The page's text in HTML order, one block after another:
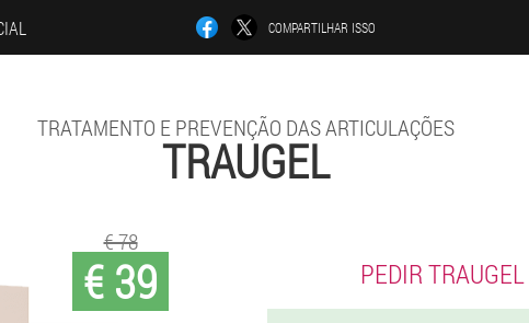
COMPARTILHAR ISSO
TRATAMENTO E PREVENÇÃO DAS ARTICULAÇÕES
TRAUGEL
€ 39
€ 78
PEDIR TRAUGEL